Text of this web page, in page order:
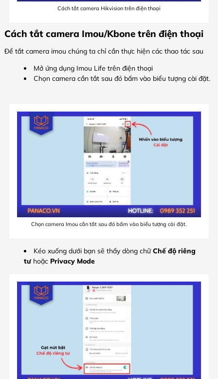
Cách tắt camera Hikvision trên điện thoại
Cách tắt camera Imou/Kbone trên điện thoại
Để tắt camera imou chúng ta chỉ cần thực hiện các thao tác sau
Mở ứng dụng Imou Life trên điện thoại
Chọn camera cần tắt sau đó bấm vào biểu tượng cài đặt.
Chọn camera Imou cần tắt sau đó bấm vào biểu tượng cài đặt.
Kéo xuống dưới bạn sẽ thấy dòng chữChế độ riêng
tưhoặc Privacy Mode